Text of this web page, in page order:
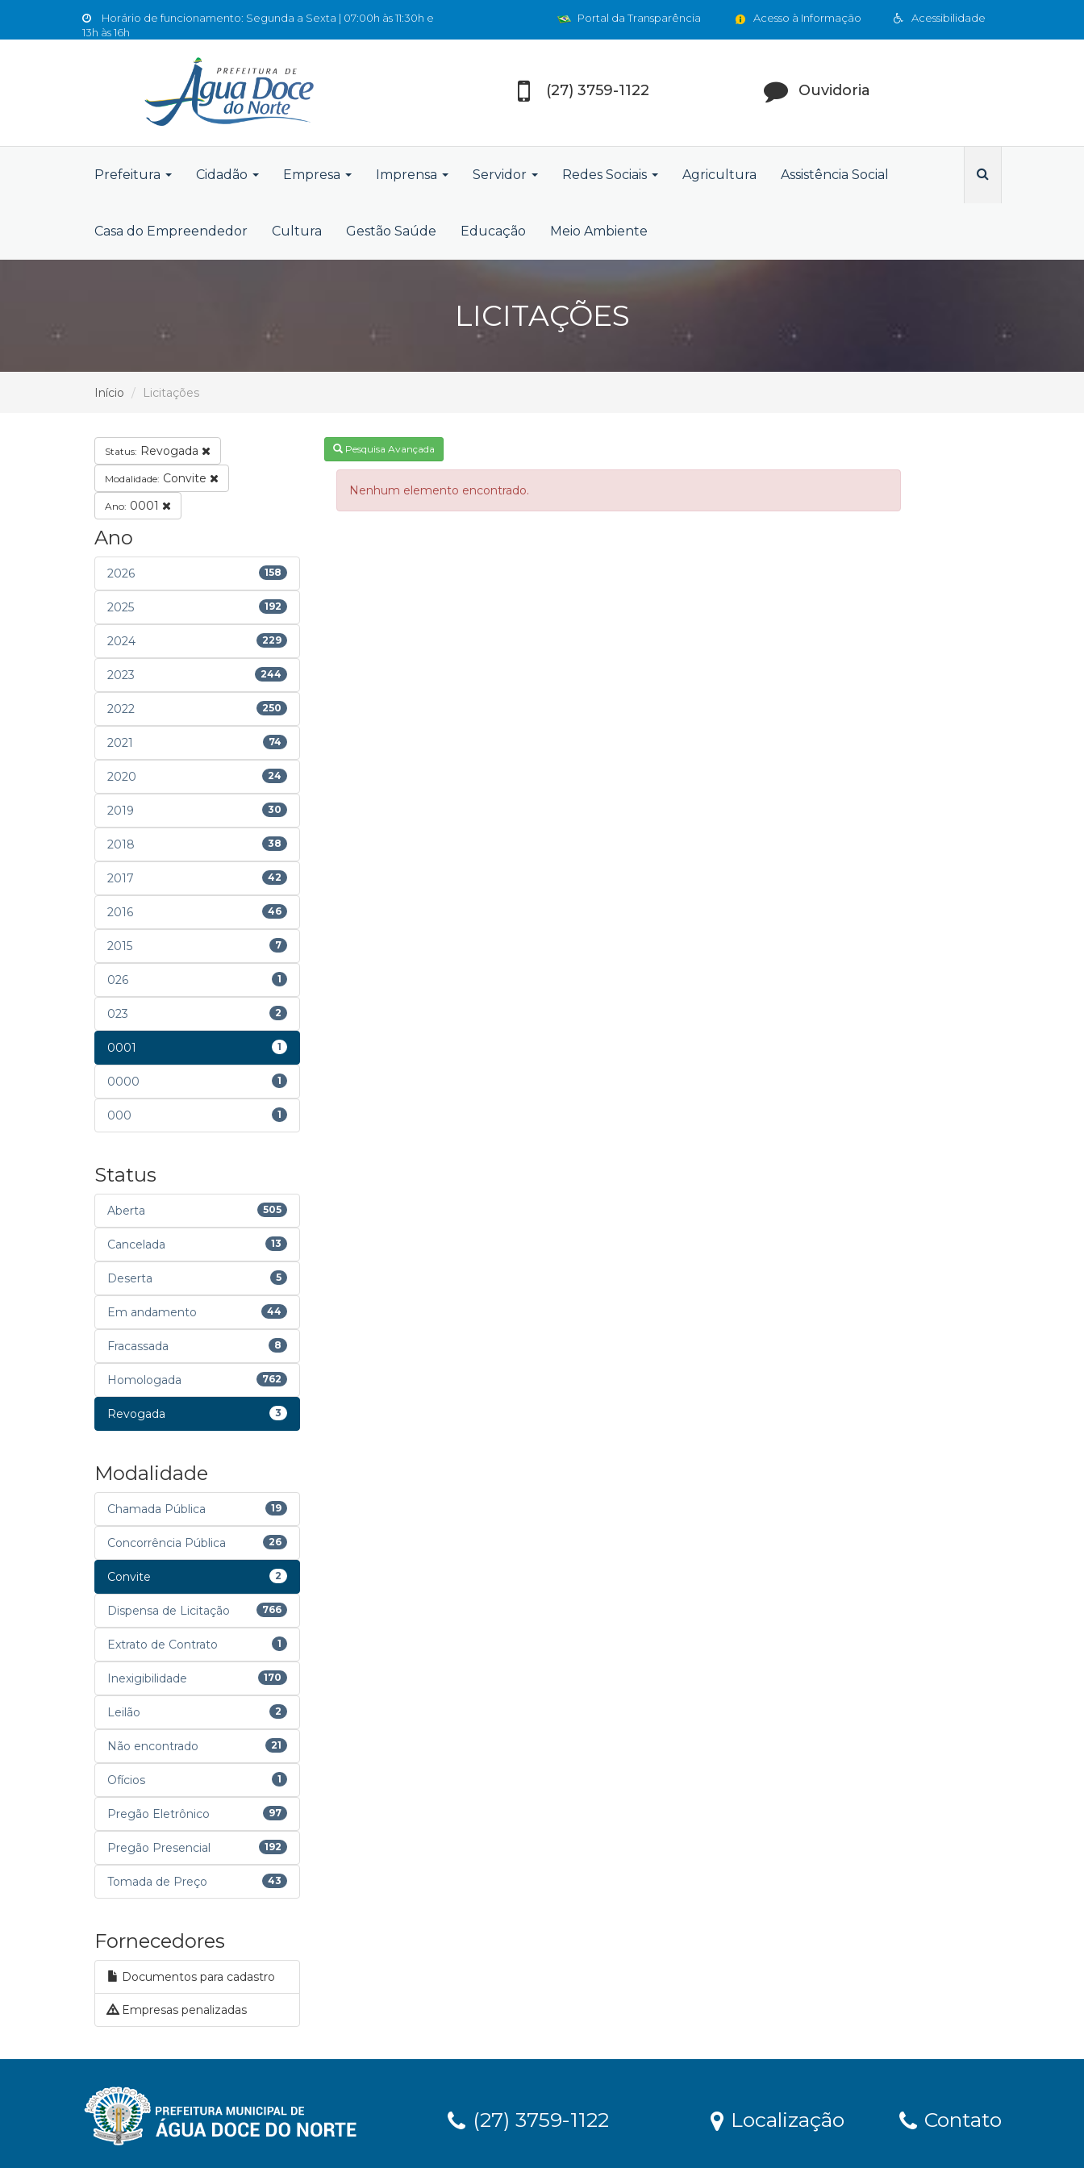
Horário de funcionamento: Segunda a Sexta | 07:00h às 11:30h e
13h às 16h
Acessibilidade
Acesso à Informação
Portal da Transparência
(27) 3759-1122 Ouvidoria
Prefeitura Cidadão Empresa Imprensa Servidor Redes Sociais Agricultura Assistência Social
Casa do Empreendedor Cultura Gestão Saúde Educação Meio Ambiente
LICITAÇÕES
Início Licitações
Status: Revogada
Modalidade: Convite
Ano: 0001
Ano
2026 158
2025 192
2024 229
2023 244
2022 250
2021 74
2020 24
2019 30
2018 38
2017 42
2016 46
2015 7
026 1
023 2
0001 1
0000 1
000 1
Status
Aberta 505
Cancelada 13
Deserta 5
Em andamento 44
Fracassada 8
Homologada 762
Revogada 3
Modalidade
Chamada Pública 19
Concorrência Pública 26
Convite 2
Dispensa de Licitação 766
Extrato de Contrato 1
Inexigibilidade 170
Leilão 2
Não encontrado 21
Ofícios 1
Pregão Eletrônico 97
Pregão Presencial 192
Tomada de Preço 43
Fornecedores
Documentos para cadastro
Empresas penalizadas
Pesquisa Avançada
Nenhum elemento encontrado.
(27) 3759-1122 Localização Contato